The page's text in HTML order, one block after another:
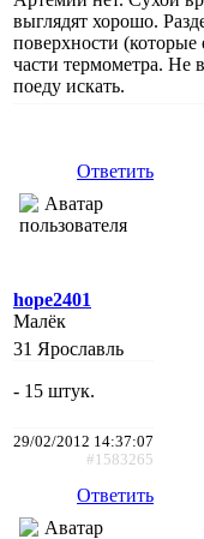
выглядят хорошо.
поверхности (которые
части термометра. Не
поеду искать.
Ответить
hope2401
Малёк
31 Ярославль
- 15 штук.
29/02/2012 14:37:07
#1583265
Ответить